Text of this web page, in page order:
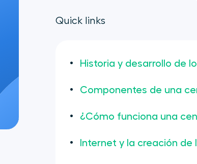
Quick links
Historia y desarrollo de
Componentes de una
¿Cómo funciona una
Internet y la creación de